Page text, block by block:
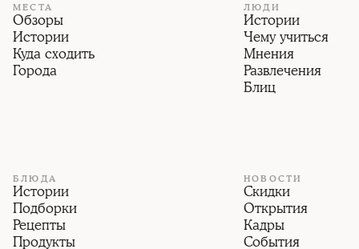
МЕСТА
Обзоры
Истории
Куда сходить
Города
ЛЮДИ
Истории
Чему учиться
Мнения
Развлечения
Блиц
БЛЮДА
Истории
Подборки
Рецепты
Продукты
НОВОСТИ
Скидки
Открытия
Кадры
События